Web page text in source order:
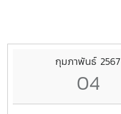
กุมภาพันธ์ 2567
04